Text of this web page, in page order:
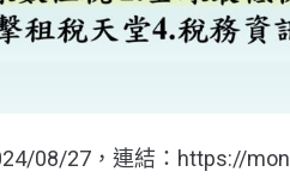
08/27，連結：https://